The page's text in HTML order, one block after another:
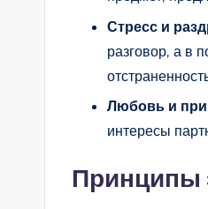
Стресс и
разговор, а в
Любовь и
интересы
Принципы